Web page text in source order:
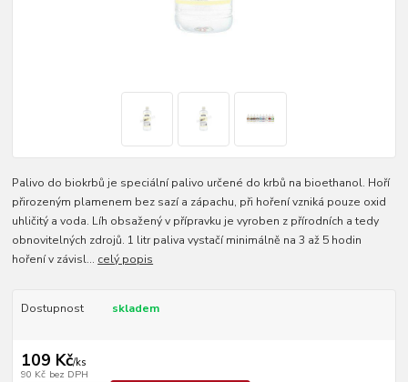
Palivo do biokrbů je speciální palivo určené do krbů na bioethanol. Hoří
přirozeným plamenem bez sazí a zápachu, při hoření vzniká pouze oxid
uhličitý a voda. Líh obsažený v přípravku je vyroben z přírodních a tedy
obnovitelných zdrojů. 1 litr paliva vystačí minimálně na 3 až 5 hodin
hoření v závisl... celý popis
Dostupnost skladem
109 Kč/ks
90 Kč bez DPH